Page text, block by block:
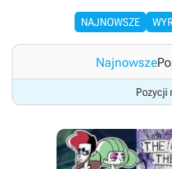
NAJNOWSZE
Najnowsze
Pozycji